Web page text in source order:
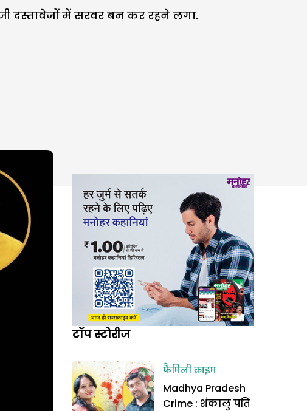
दस्तावेजों में सरवर बन कर रहने लगा.
टॉप स्टोरीज
फैमिली क्राइम
Madhya Pradesh
Crime : शंकालु पति